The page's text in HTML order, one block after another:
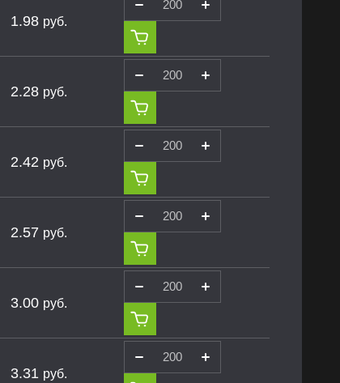
1.98 руб.
2.28 руб.
2.42 руб.
2.57 руб.
3.00 руб.
3.31 руб.